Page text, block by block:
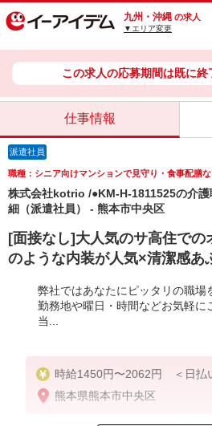
九州・沖縄 の求人
▼エリア変更
この求人の応募期間は既に終
仕事情報
派遣社員
職種：シニア向けマンションで見守り・食事配膳
株式会社kotrio /●KM-H-1811525の介
細（派遣社員） - 熊本市中央区
[面接なし]大人気のサ高住で
のような内装が人気×清潔感あ
弊社ではあなたにピッタリの職場
勤務地や曜日・時間などお気軽に
当...
時給1450円〜2062円 ＜日払
全支給(ガソリン代含む)＞
熊本県熊本市中央区